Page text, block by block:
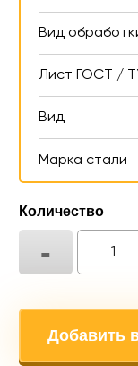
Вид
Лист ГОСТ /
Вид
Марка стали
Количество
-
Добавить